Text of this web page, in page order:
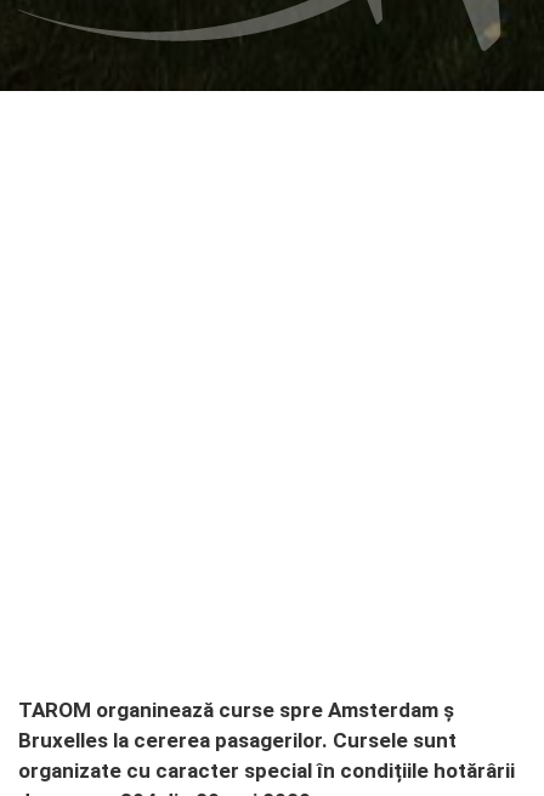
TAROM organinează curse spre Amsterdam ș
Bruxelles la cererea pasagerilor. Cursele sunt
organizate cu caracter special în condițiile hotărârii